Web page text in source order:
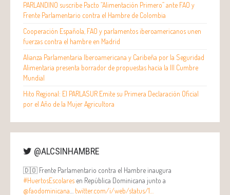
PARLANDINO suscribe Pacto “Alimentación Primero” ante FAO y
Frente Parlamentario contra el Hambre de Colombia
Cooperación Española, FAO y parlamentos iberoamericanos unen
fuerzas contra el hambre en Madrid
Alianza Parlamentaria Iberoamericana y Caribeña por la Seguridad
Alimentaria presenta borrador de propuestas hacia la III Cumbre
Mundial
Hito Regional: El PARLASUR Emite su Primera Declaración Oficial
por el Año de la Mujer Agricultora
@ALCSINHAMBRE
🇩🇴 Frente Parlamentario contra el Hambre inaugura
#HuertosEscolares en República Dominicana junto a
@faodominicana
twitter.com/i/web/status/1…